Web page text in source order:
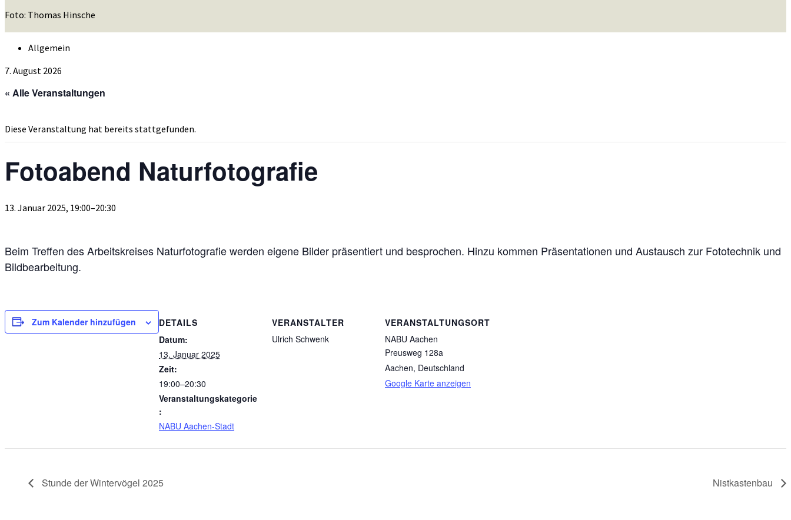
Foto: Thomas Hinsche
Allgemein
7. August 2026
« Alle Veranstaltungen
Diese Veranstaltung hat bereits stattgefunden.
Fotoabend Naturfotografie
13. Januar 2025, 19:00–20:30
Beim Treffen des Arbeitskreises Naturfotografie werden eigene Bilder präsentiert und besprochen. Hinzu kommen Präsentationen und Austausch zur Fototechnik und
Bildbearbeitung.
Zum Kalender hinzufügen
DETAILS
Datum:
13. Januar 2025
Zeit:
19:00–20:30
Veranstaltungskategorie
:
NABU Aachen-Stadt
VERANSTALTER
Ulrich Schwenk
VERANSTALTUNGSORT
NABU Aachen
Preusweg 128a
Aachen, Deutschland
Google Karte anzeigen
Stunde der Wintervögel 2025 Nistkastenbau